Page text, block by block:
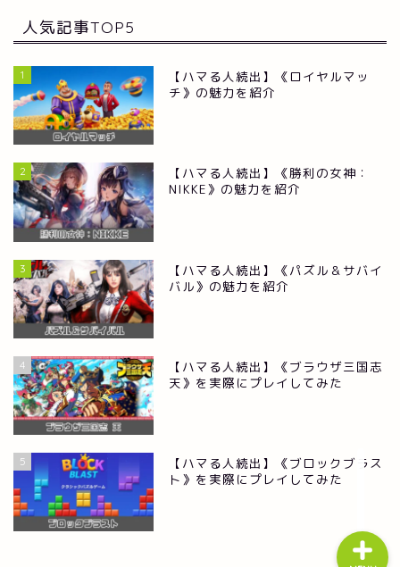
人気記事TOP5
1
【ハマる人続出】《ロイヤルマッ
チ》の魅力を紹介
2
【ハマる人続出】《勝利の女神：
NIKKE》の魅力を紹介
3
【ハマる人続出】《パズル＆サバイ
バル》の魅力を紹介
4
【ハマる人続出】《ブラウザ三国志
天》を実際にプレイしてみた
5
【ハマる人続出】《ブロックブラス
ト》を実際にプレイしてみた
ストラテジー
美少女